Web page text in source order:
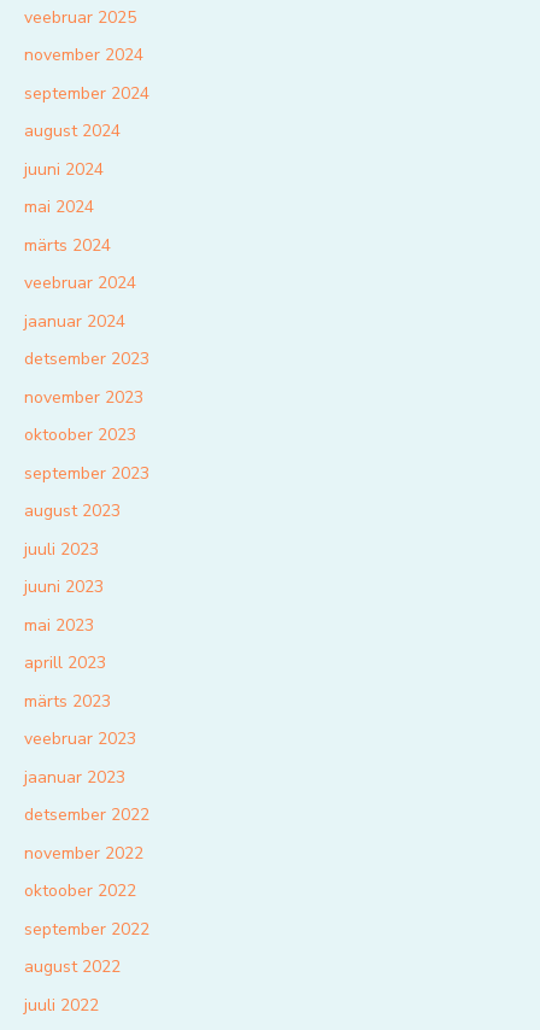
veebruar 2025
november 2024
september 2024
august 2024
juuni 2024
mai 2024
märts 2024
veebruar 2024
jaanuar 2024
detsember 2023
november 2023
oktoober 2023
september 2023
august 2023
juuli 2023
juuni 2023
mai 2023
aprill 2023
märts 2023
veebruar 2023
jaanuar 2023
detsember 2022
november 2022
oktoober 2022
september 2022
august 2022
juuli 2022